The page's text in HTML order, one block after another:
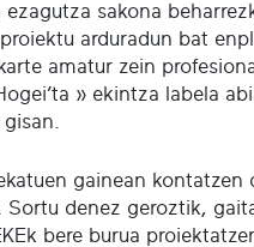
sakona
arduradun bat
amatur zein
» ekintza labela
gainean
denez geroztik,
bere burua